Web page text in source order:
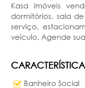
Kasa imóveis
dormitórios, sala
serviço,
veiculo. Agende
Banheiro Social